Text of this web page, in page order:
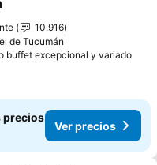
10.916
de Tucumán
buffet excepcional y variadoVer
precios
Ver precios